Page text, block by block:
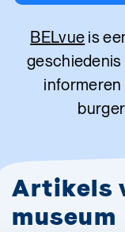
BELvue is
geschiedenis
informeren
Artikels
museum